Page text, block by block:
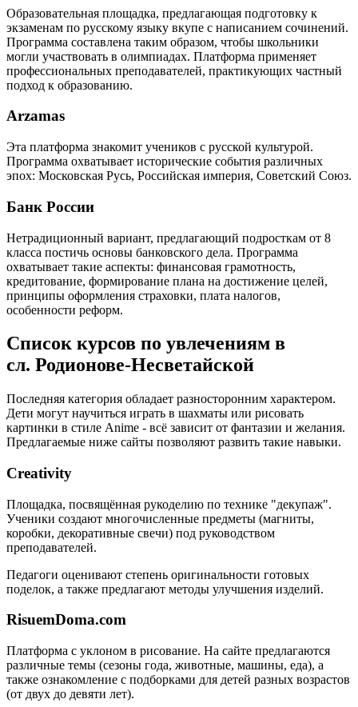
Образовательная площадка, предлагающая подготовку к
экзаменам по русскому языку вкупе с написанием сочинений.
Программа составлена таким образом, чтобы школьники
могли участвовать в олимпиадах. Платформа применяет
профессиональных преподавателей, практикующих частный
подход к образованию.
Arzamas
Эта платформа знакомит учеников с русской культурой.
Программа охватывает исторические события различных
эпох: Московская Русь, Российская империя, Советский Союз.
Банк России
Нетрадиционный вариант, предлагающий подросткам от 8
класса постичь основы банковского дела. Программа
охватывает такие аспекты: финансовая грамотность,
кредитование, формирование плана на достижение целей,
принципы оформления страховки, плата налогов,
особенности реформ.
Список курсов по увлечениям в
сл. Родионове-Несветайской
Последняя категория обладает разносторонним характером.
Дети могут научиться играть в шахматы или рисовать
картинки в стиле Anime - всё зависит от фантазии и желания.
Предлагаемые ниже сайты позволяют развить такие навыки.
Creativity
Площадка, посвящённая рукоделию по технике "декупаж".
Ученики создают многочисленные предметы (магниты,
коробки, декоративные свечи) под руководством
преподавателей.
Педагоги оценивают степень оригинальности готовых
поделок, а также предлагают методы улучшения изделий.
RisuemDoma.com
Платформа с уклоном в рисование. На сайте предлагаются
различные темы (сезоны года, животные, машины, еда), а
также ознакомление с подборками для детей разных возрастов
(от двух до девяти лет).